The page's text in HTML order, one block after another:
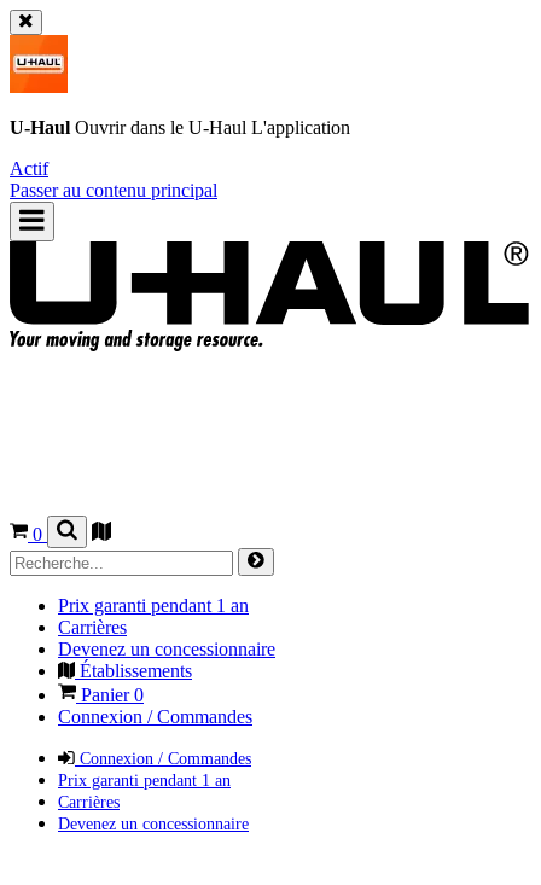
U-Haul Ouvrir dans le U-Haul L'application
Actif
Passer au contenu principal
0
Prix garanti pendant 1 an
Carrières
Devenez un concessionnaire
Établissements
Panier0
Connexion / Commandes
Connexion / Commandes
Prix garanti pendant 1 an
Carrières
Devenez un concessionnaire